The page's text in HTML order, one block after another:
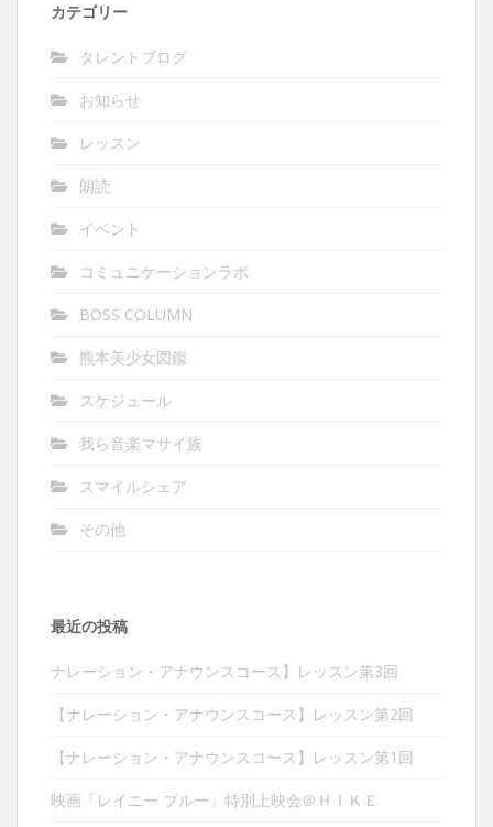
カテゴリー
タレントブログ
お知らせ
レッスン
朗読
イベント
コミュニケーションラボ
BOSS COLUMN
熊本美少女図鑑
スケジュール
我ら音楽マサイ族
スマイルシェア
その他
最近の投稿
ナレーション・アナウンスコース】レッスン第3回
【ナレーション・アナウンスコース】レッスン第2回
【ナレーション・アナウンスコース】レッスン第1回
映画「レイニー ブルー」特別上映会＠ＨＩＫＥ